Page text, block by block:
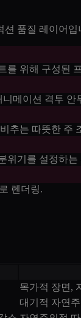
품질 레이어입
를 위해 구성된
메이션 격투 안
추는 따뜻한 주
위기를 설정하는
렌더링.
목가적 장면,
대기적 자연